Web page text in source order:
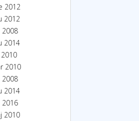
2012
2012
2008
2014
2010
2008
2014
2016
2010